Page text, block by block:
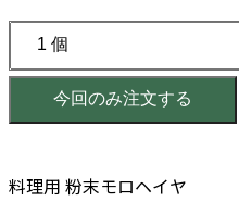
今回のみ注文する
料理用 粉末モロヘイヤ